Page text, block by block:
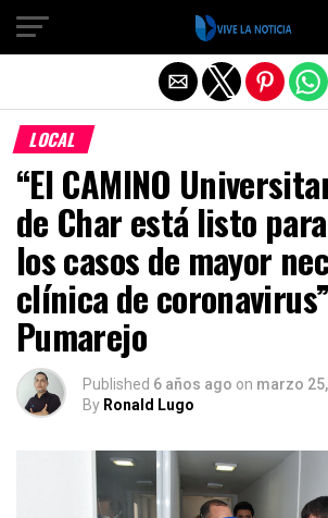
LOCAL
“El CAMINO
de Char está listo
los casos de mayor
clínica de
Pumarejo
Published 6 años ago on marzo
By Ronald Lugo
Salir de la versión